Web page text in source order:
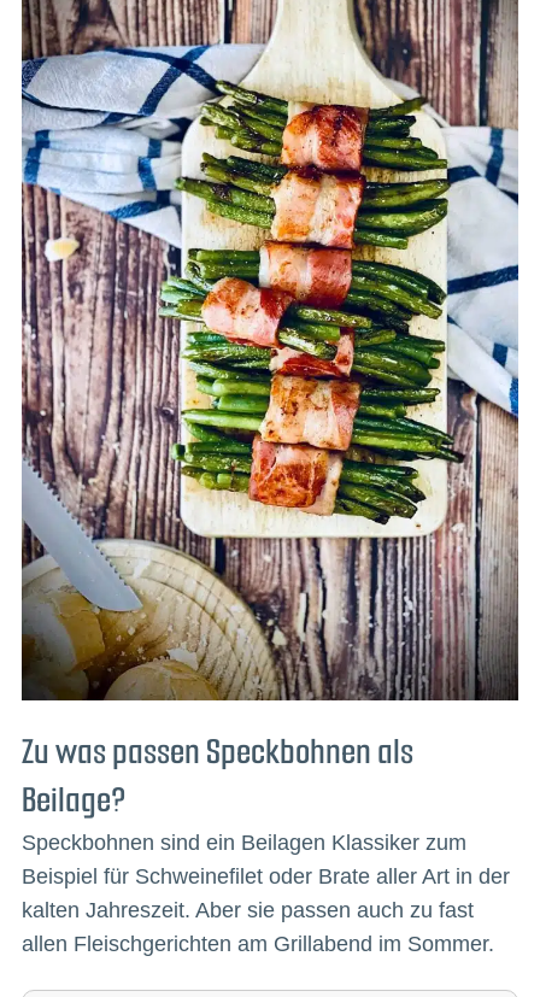
Zu was passen Speckbohnen als
Beilage?
Speckbohnen sind ein Beilagen Klassiker zum
Beispiel für Schweinefilet oder Brate aller Art in der
kalten Jahreszeit. Aber sie passen auch zu fast
allen Fleischgerichten am Grillabend im Sommer.